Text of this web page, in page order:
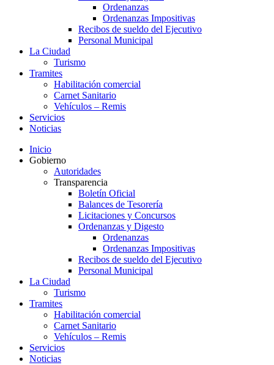
Ordenanzas
Ordenanzas Impositivas
Recibos de sueldo del Ejecutivo
Personal Municipal
La Ciudad
Turismo
Tramites
Habilitación comercial
Carnet Sanitario
Vehículos – Remis
Servicios
Noticias
Inicio
Gobierno
Autoridades
Transparencia
Boletín Oficial
Balances de Tesorería
Licitaciones y Concursos
Ordenanzas y Digesto
Ordenanzas
Ordenanzas Impositivas
Recibos de sueldo del Ejecutivo
Personal Municipal
La Ciudad
Turismo
Tramites
Habilitación comercial
Carnet Sanitario
Vehículos – Remis
Servicios
Noticias